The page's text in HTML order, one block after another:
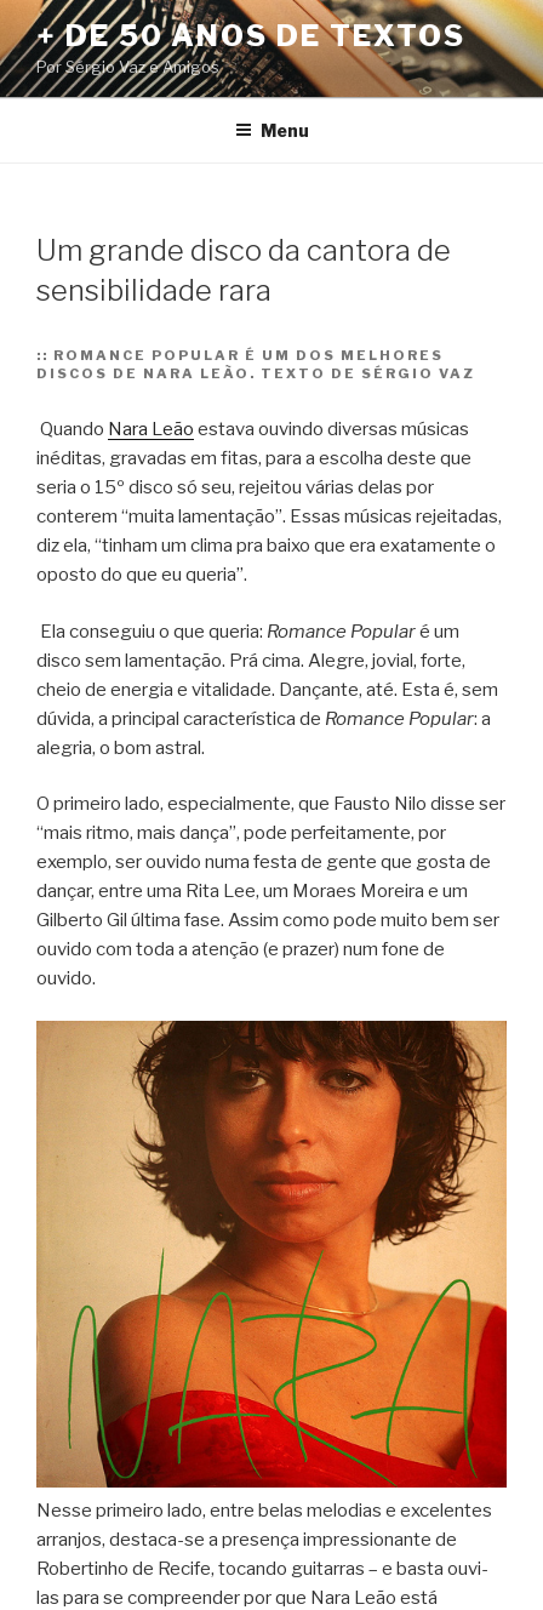
Pular
para
o
conteúdo
+ DE 50 ANOS DE TEXTOS
Por Sérgio Vaz e Amigos
Menu
Um grande disco da cantora de
sensibilidade rara
:: ROMANCE POPULAR É UM DOS MELHORES
DISCOS DE NARA LEÃO. TEXTO DE SÉRGIO VAZ
Quando Nara Leão estava ouvindo diversas músicas
inéditas, gravadas em fitas, para a escolha deste que
seria o 15º disco só seu, rejeitou várias delas por
conterem “muita lamentação”. Essas músicas rejeitadas,
diz ela, “tinham um clima pra baixo que era exatamente o
oposto do que eu queria”.
Ela conseguiu o que queria: Romance Popularé um
disco sem lamentação. Prá cima. Alegre, jovial, forte,
cheio de energia e vitalidade. Dançante, até. Esta é, sem
dúvida, a principal característica de Romance Popular: a
alegria, o bom astral.
O primeiro lado, especialmente, que Fausto Nilo disse ser
“mais ritmo, mais dança”, pode perfeitamente, por
exemplo, ser ouvido numa festa de gente que gosta de
dançar, entre uma Rita Lee, um Moraes Moreira e um
Gilberto Gil última fase. Assim como pode muito bem ser
ouvido com toda a atenção (e prazer) num fone de
ouvido.
Nesse primeiro lado, entre belas melodias e excelentes
arranjos, destaca-se a presença impressionante de
Robertinho de Recife, tocando guitarras – e basta ouvi-
las para se compreender por que Nara Leão está